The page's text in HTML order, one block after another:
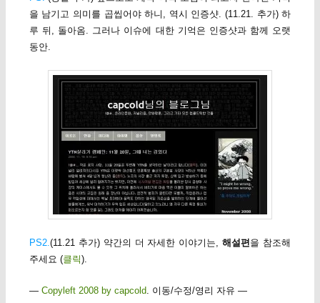
을 남기고 의미를 곱씹어야 하니, 역시 인증샷. (11.21. 추가) 하
루 뒤, 돌아옴. 그러나 이슈에 대한 기억은 인증샷과 함께 오랫
동안.
PS2.(11.21 추가) 약간의 더 자세한 이야기는,해설편을 참조해
주세요 (클릭).
— Copyleft 2008 by capcold. 이동/수정/영리 자유 —